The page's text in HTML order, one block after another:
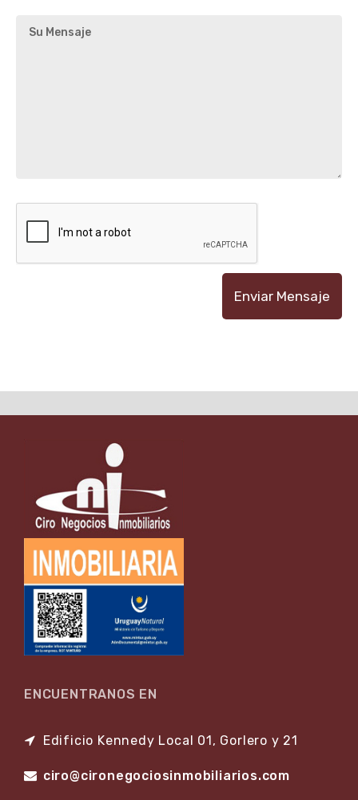
Enviar Mensaje
ENCUENTRANOS EN
Edificio Kennedy Local 01, Gorlero y 21
ciro@cironegociosinmobiliarios.com